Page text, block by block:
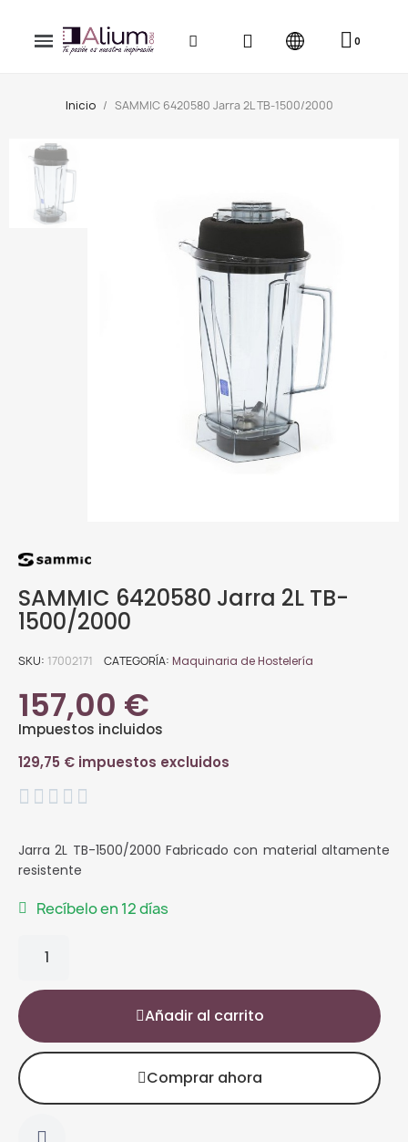
Inicio SAMMIC 6420580 Jarra 2L TB-1500/2000
SAMMIC 6420580 Jarra 2L TB-
1500/2000
SKU 17002171 CATEGORÍA Maquinaria de Hostelería
157,00 €
Impuestos incluidos
129,75 € impuestos excluidos
    
Jarra 2L TB-1500/2000 Fabricado con material altamente
resistente
Recíbelo en 12 días
Añadir al carrito
Comprar ahora